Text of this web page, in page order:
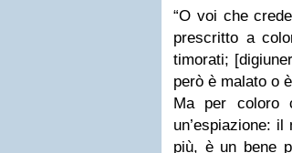
“O voi che
prescritto a
timorati;
però è malato o
Ma per coloro
un’espiazione:
più, è un bene